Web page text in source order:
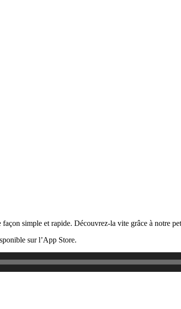
façon simple et rapide. Découvrez-la vite grâce à notre
sur l’App Store.